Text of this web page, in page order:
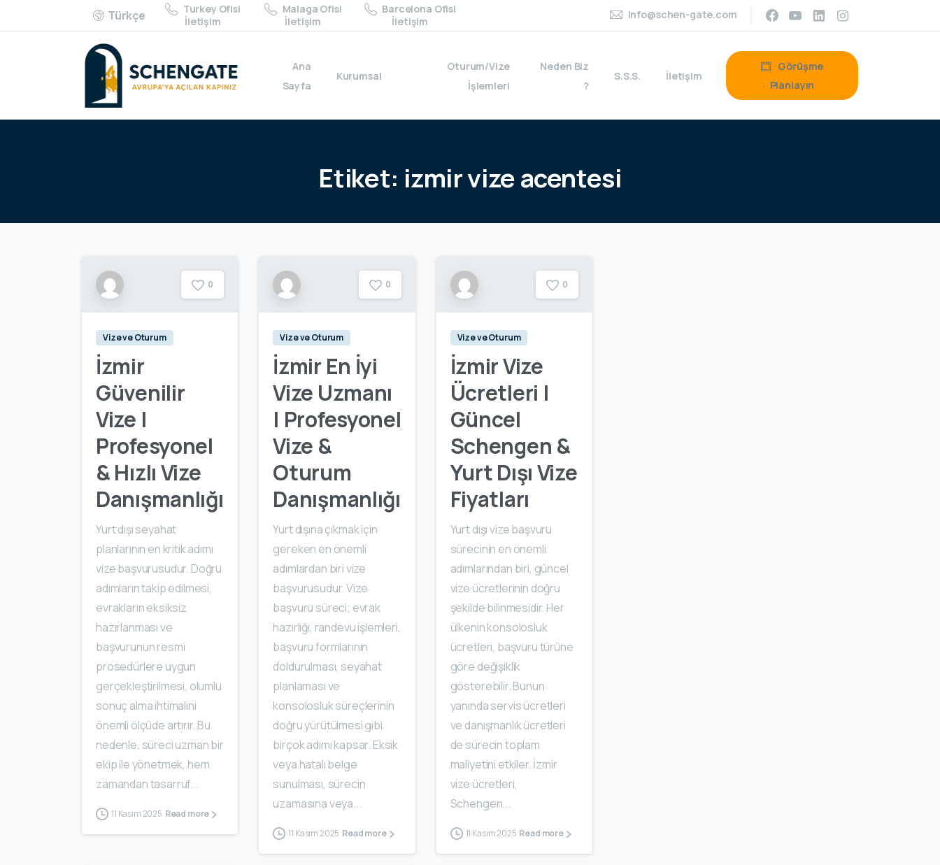
Türkçe
Turkey Ofisi
İletişim
Malaga Ofisi
İletişim
Barcelona Ofisi
İletişim
info@schen-gate.com
Ana
Sayfa
Kurumsal
Oturum/Vize
İşlemleri
Neden Biz
?
S.S.S. İletişim
Görüşme
Planlayın
Etiket: izmirvizeacentesi
0
Vize ve Oturum
İzmir
Güvenilir
Vize |
Profesyonel
& Hızlı Vize
Danışmanlığı
Yurt dışı seyahat
planlarının en kritik adımı
vize başvurusudur. Doğru
adımların takip edilmesi,
evrakların eksiksiz
hazırlanması ve
başvurunun resmi
prosedürlere uygun
gerçekleştirilmesi, olumlu
sonuç alma ihtimalini
önemli ölçüde artırır. Bu
nedenle, süreci uzman bir
ekip ile yönetmek, hem
zamandan tasarruf...
11 Kasım 2025 Read more
0
Vize ve Oturum
İzmir En İyi
Vize Uzmanı
| Profesyonel
Vize &
Oturum
Danışmanlığı
Yurt dışına çıkmak için
gereken en önemli
adımlardan biri vize
başvurusudur. Vize
başvuru süreci; evrak
hazırlığı, randevu işlemleri,
başvuru formlarının
doldurulması, seyahat
planlaması ve
konsolosluk süreçlerinin
doğru yürütülmesi gibi
birçok adımı kapsar. Eksik
veya hatalı belge
sunulması, sürecin
uzamasına veya...
11 Kasım 2025 Read more
0
Vize ve Oturum
İzmir Vize
Ücretleri |
Güncel
Schengen &
Yurt Dışı Vize
Fiyatları
Yurt dışı vize başvuru
sürecinin en önemli
adımlarından biri, güncel
vize ücretlerinin doğru
şekilde bilinmesidir. Her
ülkenin konsolosluk
ücretleri, başvuru türüne
göre değişiklik
gösterebilir. Bunun
yanında servis ücretleri
ve danışmanlık ücretleri
de sürecin toplam
maliyetini etkiler. İzmir
vize ücretleri,
Schengen...
11 Kasım 2025 Read more